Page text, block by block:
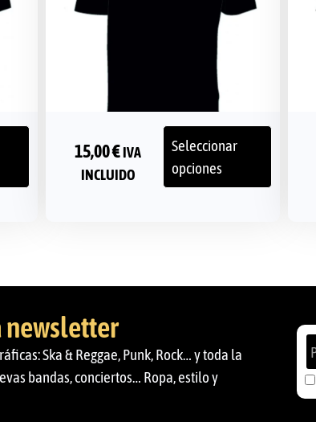
15,00€IVA
INCLUIDO
Seleccionar
opciones
newsletter
Ska & Reggae, Punk, Rock… y toda la
bandas, conciertos… Ropa, estilo y